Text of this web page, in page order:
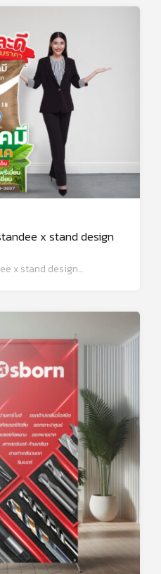
x stand design
x stand design…